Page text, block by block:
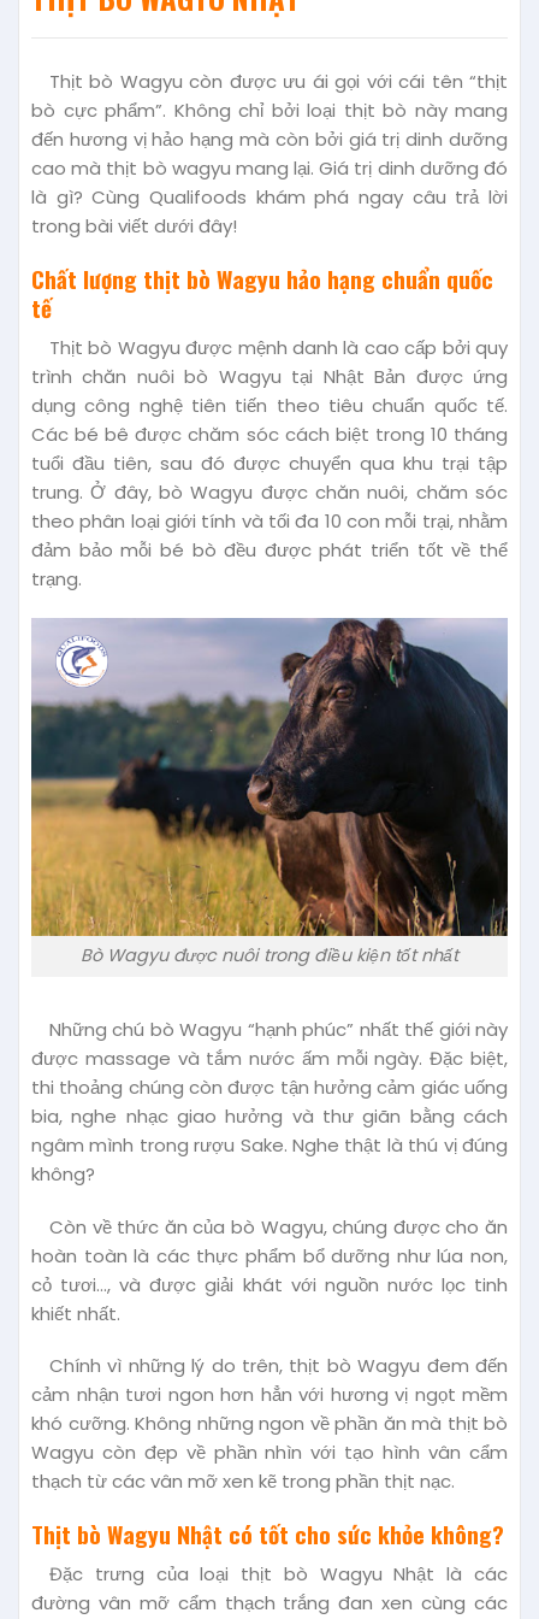
Thịt bò Wagyu còn được ưu ái gọi với cái tên “thịt
bò cực phẩm”. Không chỉ bởi loại thịt bò này mang
đến hương vị hảo hạng mà còn bởi giá trị dinh dưỡng
cao mà thịt bò wagyu mang lại. Giá trị dinh dưỡng đó
là gì? Cùng Qualifoods khám phá ngay câu trả lời
trong bài viết dưới đây!
Chất lượng thịt bò Wagyu hảo hạng chuẩn quốc
tế
Thịt bò Wagyu được mệnh danh là cao cấp bởi quy
trình chăn nuôi bò Wagyu tại Nhật Bản được ứng
dụng công nghệ tiên tiến theo tiêu chuẩn quốc tế.
Các bé bê được chăm sóc cách biệt trong 10 tháng
tuổi đầu tiên, sau đó được chuyển qua khu trại tập
trung. Ở đây, bò Wagyu được chăn nuôi, chăm sóc
theo phân loại giới tính và tối đa 10 con mỗi trại, nhằm
đảm bảo mỗi bé bò đều được phát triển tốt về thể
trạng.
Bò Wagyu được nuôi trong điều kiện tốt nhất
Những chú bò Wagyu “hạnh phúc” nhất thế giới này
được massage và tắm nước ấm mỗi ngày. Đặc biệt,
thi thoảng chúng còn được tận hưởng cảm giác uống
bia, nghe nhạc giao hưởng và thư giãn bằng cách
ngâm mình trong rượu Sake. Nghe thật là thú vị đúng
không?
Còn về thức ăn của bò Wagyu, chúng được cho ăn
hoàn toàn là các thực phẩm bổ dưỡng như lúa non,
cỏ tươi…, và được giải khát với nguồn nước lọc tinh
khiết nhất.
Chính vì những lý do trên, thịt bò Wagyu đem đến
cảm nhận tươi ngon hơn hẳn với hương vị ngọt mềm
khó cưỡng. Không những ngon về phần ăn mà thịt bò
Wagyu còn đẹp về phần nhìn với tạo hình vân cẩm
thạch từ các vân mỡ xen kẽ trong phần thịt nạc.
Thịt bò Wagyu Nhật có tốt cho sức khỏe không?
Đặc trưng của loại thịt bò Wagyu Nhật là các
đường vân mỡ cẩm thạch trắng đan xen cùng các